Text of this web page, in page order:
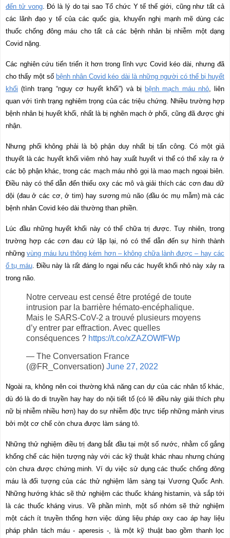
đến tử vong. Đó là lý do tại sao Tổ chức Y tế thế giới, cũng như tất cả
các lãnh đạo y tế của các quốc gia, khuyến nghị mạnh mẽ dùng các
thuốc chống đông máu cho tất cả các bệnh nhân bị nhiễm một dạng
Covid nặng.
Các nghiên cứu tiến triển ít hơn trong lĩnh vực Covid kéo dài, nhưng đã
cho thấy một sốbệnh nhân Covid kéo dài là những người có thể bị huyết
khối (tình trạng “nguy cơ huyết khối”) và bịbệnh mạch máu nhỏ, liên
quan với tình trạng nghiêm trọng của các triệu chứng. Nhiều trường hợp
bệnh nhân bị huyết khối, nhất là bị nghẽn mạch ở phổi, cũng đã được ghi
nhận.
Nhưng phổi không phải là bộ phận duy nhất bị tấn công. Có một giả
thuyết là các huyết khối viêm nhỏ hay xuất huyết vi thể có thể xảy ra ở
các bộ phận khác, trong các mạch máu nhỏ gọi là mao mạch ngoại biên.
Điều này có thể dẫn đến thiếu oxy các mô và giải thích các cơn đau dữ
dội (đau ở các cơ, ở tim) hay sương mù não (đầu óc mụ mẫm) mà các
bệnh nhân Covid kéo dài thường than phiền.
Lúc đầu những huyết khối này có thể chữa trị được. Tuy nhiên, trong
trường hợp các cơn đau cứ lặp lại, nó có thể dẫn đến sự hình thành
nhữngvùng máu lưu thông kém hơn – không chữa lành được – hay các
ổ tụ máu. Điều này là rất đáng lo ngại nếu các huyết khối nhỏ này xảy ra
trong não.
Notre cerveau est censé être protégé de toute
intrusion par la barrière hémato-encéphalique.
Mais le SARS-CoV-2 a trouvé plusieurs moyens
d’y entrer par effraction. Avec quelles
conséquences ? https://t.co/xZAZOWfFWp
— The Conversation France
(@FR_Conversation) June 27, 2022
Ngoài ra, không nên coi thường khả năng can dự của các nhân tố khác,
dù đó là do di truyền hay hay do nội tiết tố (có lẽ điều này giải thích phụ
nữ bị nhiễm nhiều hơn) hay do sự nhiễm độc trực tiếp những mảnh virus
bởi một cơ chế còn chưa được làm sáng tỏ.
Những thử nghiệm điều trị đang bắt đầu tại một số nước, nhằm cố gắng
khống chế các hiện tượng này với các kỹ thuật khác nhau nhưng chúng
còn chưa được chứng minh. Ví dụ việc sử dụng các thuốc chống đông
máu là đối tượng của các thử nghiệm lâm sàng tại Vương Quốc Anh.
Những hướng khác sẽ thử nghiệm các thuốc kháng histamin, và sắp tới
là các thuốc kháng virus. Về phần mình, một số nhóm sẽ thử nghiệm
một cách ít truyền thống hơn việc dùng liệu pháp oxy cao áp hay liệu
pháp phân tách máu - aperesis -, là một kỹ thuật bao gồm thanh lọc